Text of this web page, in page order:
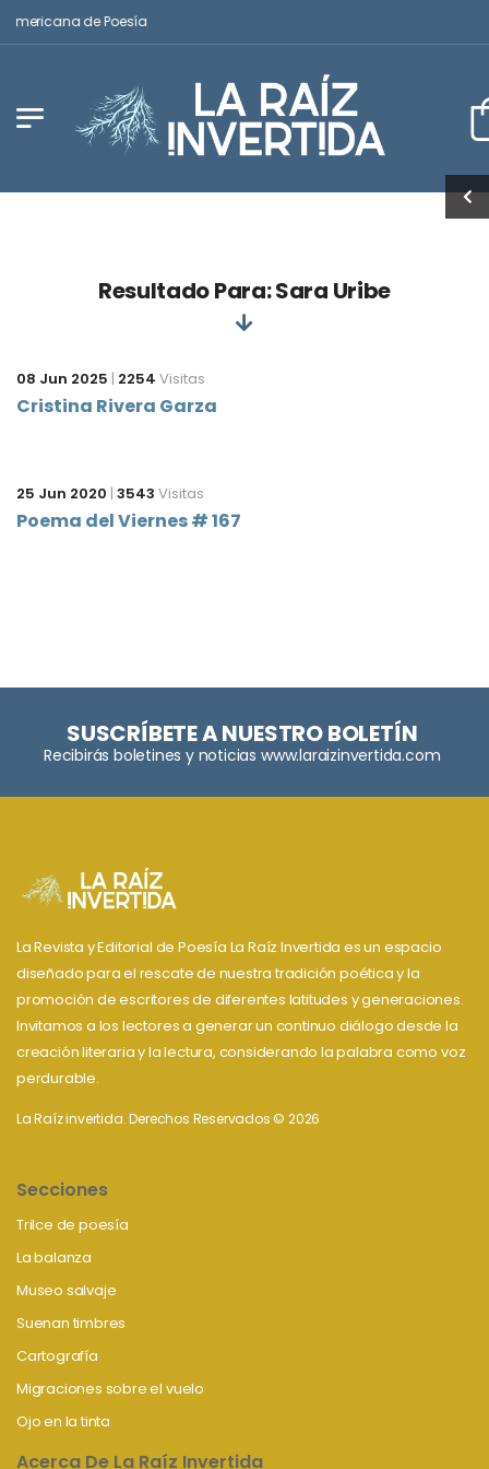
de Poesía
Resultado Para: Sara Uribe
08 Jun 2025 | 2254 Visitas
Cristina Rivera Garza
25 Jun 2020 | 3543 Visitas
Poema del Viernes # 167
SUSCRÍBETE A NUESTRO BOLETÍN
Recibirás boletines y noticias www.laraizinvertida.com
La Revista y Editorial de Poesía La Raíz Invertida es un espacio
diseñado para el rescate de nuestra tradición poética y la
promoción de escritores de diferentes latitudes y generaciones.
Invitamos a los lectores a generar un continuo diálogo desde la
creación literaria y la lectura, considerando la palabra como voz
perdurable.
La Raíz invertida. Derechos Reservados © 2026
Secciones
Trilce de poesía
La balanza
Museo salvaje
Suenan timbres
Cartografía
Migraciones sobre el vuelo
Ojo en la tinta
Acerca De La Raíz Invertida